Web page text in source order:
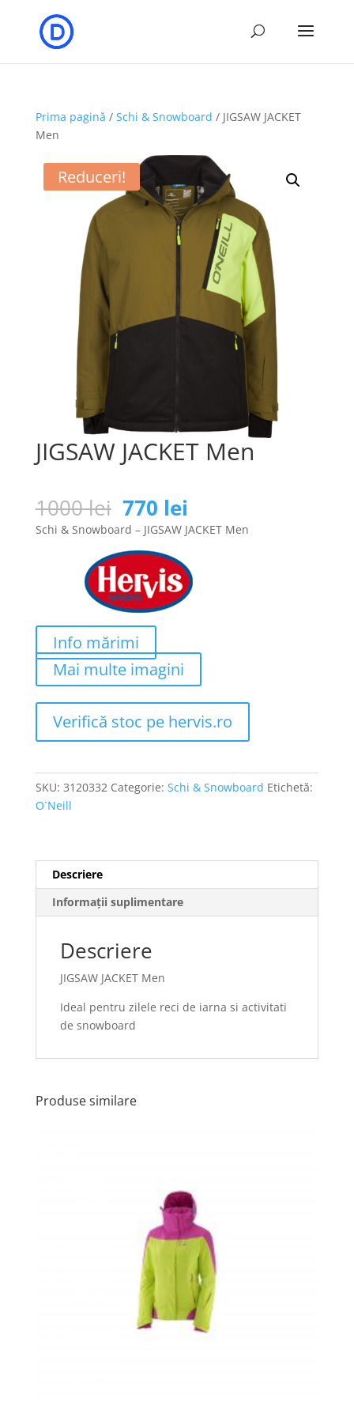
Prima pagină / Schi & Snowboard / JIGSAW JACKET
Men
Reduceri!
JIGSAW JACKET Men
1000lei Prețul
inițial
a
fost:
1000 lei.
770 lei
curent
este:
770 lei.
Schi & Snowboard – JIGSAW JACKET Men
Info mărimi
Mai multe imagini
Verifică stoc pe hervis.ro
SKU: 3120332 Categorie: Schi & Snowboard Etichetă:
O´Neill
Descriere
Informații suplimentare
Descriere
JIGSAW JACKET Men
Ideal pentru zilele reci de iarna si activitati
de snowboard
Produse similare